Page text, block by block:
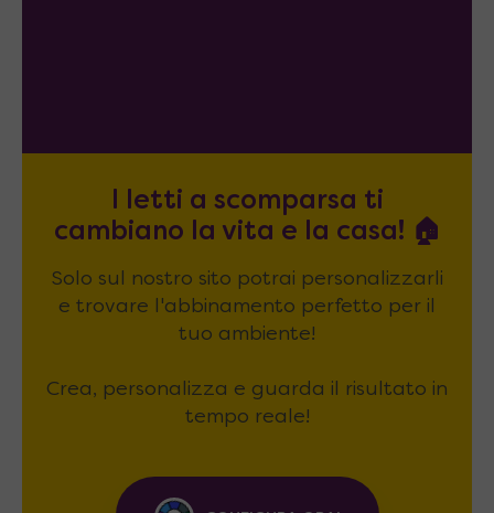
I letti a scomparsa ti
cambiano la vita e la casa! 🏠
Solo sul nostro sito potrai personalizzarli
e trovare l'abbinamento perfetto per il
tuo ambiente!
Crea, personalizza e guarda il risultato in
tempo reale!